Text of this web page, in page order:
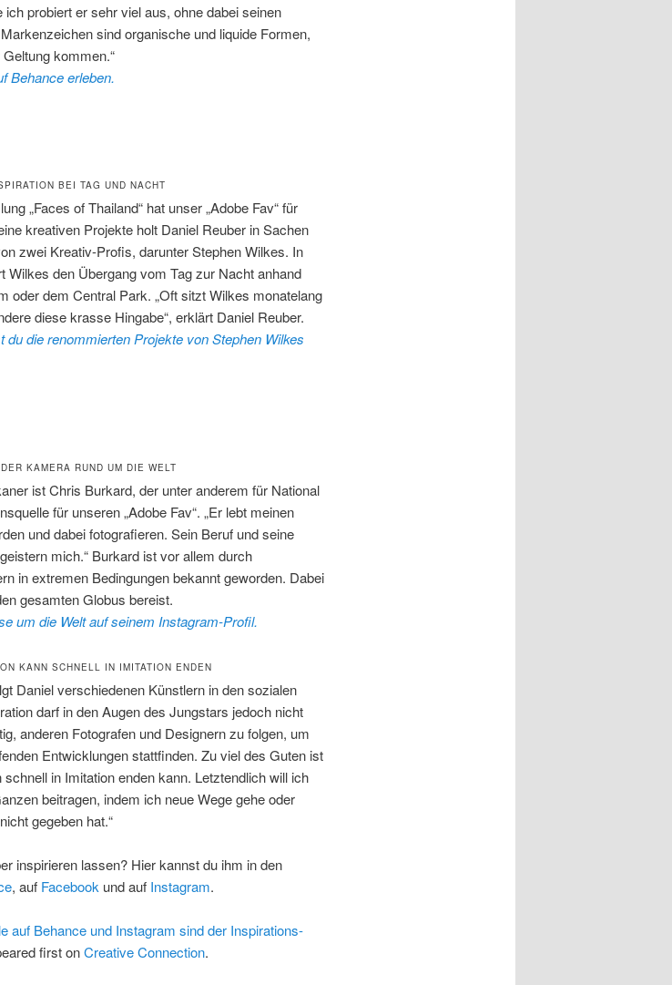
probiert er sehr viel aus, ohne dabei seinen
sind organische und liquide Formen,
kommen.“
Behance erleben.
BEI TAG UND NACHT
„Faces of Thailand“ hat unser „Adobe Fav“ für
kreativen Projekte holt Daniel Reuber in Sachen
zwei Kreativ-Profis, darunter Stephen Wilkes. In
Wilkes den Übergang vom Tag zur Nacht anhand
oder dem Central Park. „Oft sitzt Wilkes monatelang
diese krasse Hingabe“, erklärt Daniel Reuber.
die renommierten Projekte von Stephen Wilkes
KAMERA RUND UM DIE WELT
ist Chris Burkard, der unter anderem für National
für unseren „Adobe Fav“. „Er lebt meinen
und dabei fotografieren. Sein Beruf und seine
mich.“ Burkard ist vor allem durch
in extremen Bedingungen bekannt geworden. Dabei
gesamten Globus bereist.
um die Welt auf seinem Instagram-Profil.
KANN SCHNELL IN IMITATION ENDEN
Daniel verschiedenen Künstlern in den sozialen
darf in den Augen des Jungstars jedoch nicht
anderen Fotografen und Designern zu folgen, um
Entwicklungen stattfinden. Zu viel des Guten ist
in Imitation enden kann. Letztendlich will ich
beitragen, indem ich neue Wege gehe oder
gegeben hat.“
inspirieren lassen? Hier kannst du ihm in den
, auf Facebook und auf Instagram.
auf Behance und Instagram sind der Inspirations-
first onCreative Connection.